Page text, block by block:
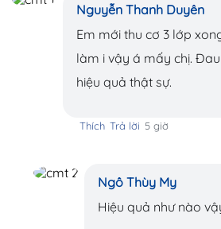
Nguyễn Thanh Duyên
Em mới thu cơ 3 lớp
làm i vậy á mấy chị.
hiệu quả thật sự.
Thích Trả lời 5 giờ
Ngô Thùy My
Hiệu quả như nào